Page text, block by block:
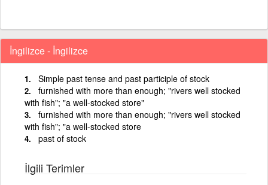
İngilizce - İngilizce
Simple past tense and past participle of stock
furnished with more than enough; "rivers well stocked
with fish"; "a well-stocked store"
furnished with more than enough; "rivers well stocked
with fish"; "a well-stocked store
past of stock
İlgili Terimler